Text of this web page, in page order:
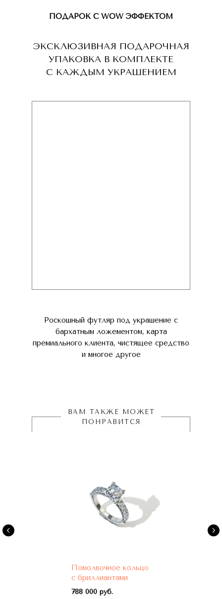
ЭКСКЛЮЗИВНАЯ ПОДАРОЧНАЯ
УПАКОВКА В КОМПЛЕКТЕ
С КАЖДЫМ УКРАШЕНИЕМ
Роскошный футляр под украшение с
бархатным ложементом, карта
премиального клиента, чистящее средство
и многое другое
ПОДАРОК С WOW ЭФФЕКТОМ
ВАМ ТАКЖЕ МОЖЕТ
ПОНРАВИТСЯ
Помолвочное кольцо
с бриллиантами
788 000 руб.